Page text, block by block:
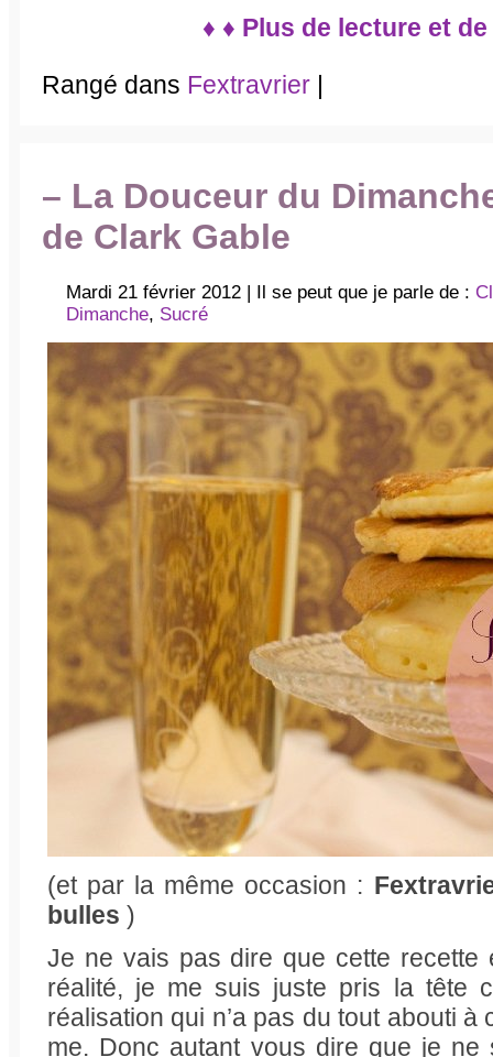
♦ ♦ Plus de lecture et
Rangé dans Fextravrier
– La Douceur du
de Clark Gable
Mardi 21 février 2012 | Il se peut que je parle de :
Dimanche, Sucré
(et par la même occasion :
bulles )
Je ne vais pas dire que cette recette
réalité, je me suis juste pris la tête
réalisation qui n’a pas du tout abouti à
me. Donc autant vous dire que je ne